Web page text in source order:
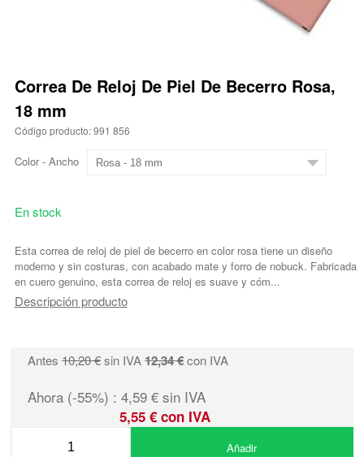
Correa De Reloj De Piel De Becerro Rosa,
18 mm
Código producto: 991 856
Color - Ancho
En stock
Esta correa de reloj de piel de becerro en color rosa tiene un diseño
moderno y sin costuras, con acabado mate y forro de nobuck. Fabricada
en cuero genuino, esta correa de reloj es suave y cóm...
Descripción producto
Antes10,20 €sin IVA12,34 €con IVA
Ahora (-55%) : 4,59 € sin IVA
5,55 € con IVA
Añadir